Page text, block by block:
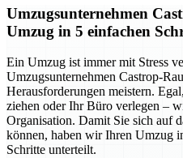
Umzugsunternehmen
Umzug in 5 einfachen
Ein Umzug ist immer mit Stress
Umzugsunternehmen Castrop-
Herausforderungen meistern.
ziehen oder Ihr Büro verlegen –
Organisation. Damit Sie sich auf
können, haben wir Ihren Umzug
Schritte unterteilt.